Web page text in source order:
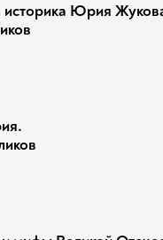
историка Юрия